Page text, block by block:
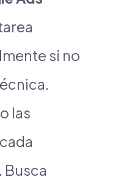
si no
las